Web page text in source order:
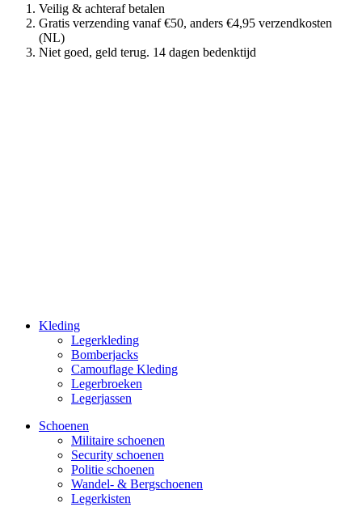
Veilig & achteraf betalen
Gratis verzending vanaf €50, anders €4,95 verzendkosten
(NL)
Niet goed, geld terug. 14 dagen bedenktijd
Kleding
Legerkleding
Bomberjacks
Camouflage Kleding
Legerbroeken
Legerjassen
Schoenen
Militaire schoe­nen
Security schoenen
Politie schoenen
Wandel- & Berg­­schoenen
Legerkisten